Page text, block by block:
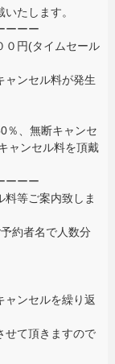
たします。
ーーー
０円(タイムセール
ャンセル料が発生
％、無断キャンセ
ャンセル料を頂戴
ーーー
料等ご案内致しま
約者名で人数分
ャンセルを繰り返
せて頂きますので